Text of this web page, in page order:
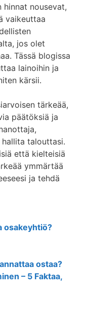
hinnat nousevat,
vaikeuttaa
jos olet
Tässä blogissa
lainoihin ja
kärsii.
tärkeää,
päätöksiä ja
talouttasi.
että kielteisiä
ymmärtää
ja tehdä
osakeyhtiö?
ostaa?
– 5 Faktaa,